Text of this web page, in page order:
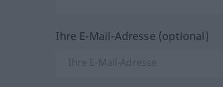
Ihre E-Mail-Adresse (optional)